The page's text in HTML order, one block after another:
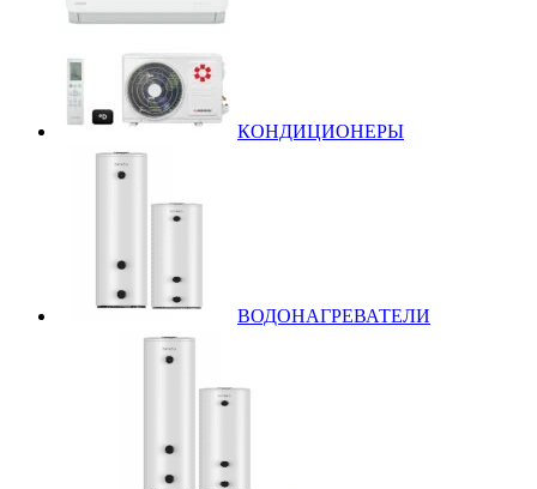
КОНДИЦИОНЕРЫ
ВОДОНАГРЕВАТЕЛИ